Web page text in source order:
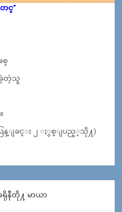
င္​”
စ္​
ခဲ့တဲ့သူ
န္​ျခင္​း ၂ ႏွစ္​ျပည္​့သို႔)
နီတို႔ မာယာ